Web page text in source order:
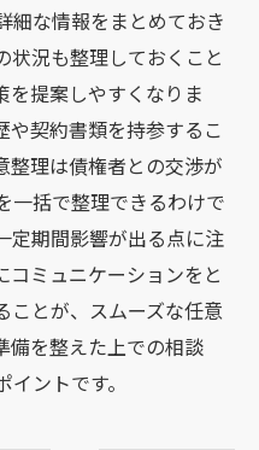
細な情報をまとめておき
状況も整理しておくこと
を提案しやすくなりま
や契約書類を持参するこ
整理は債権者との交渉が
一括で整理できるわけで
定期間影響が出る点に注
コミュニケーションをと
ことが、スムーズな任意
備を整えた上での相談
ントです。